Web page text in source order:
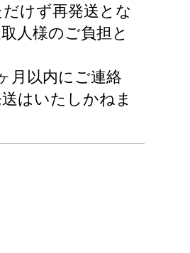
けず再発送とな
人様のご負担と
月以内にご連絡
はいたしかねま